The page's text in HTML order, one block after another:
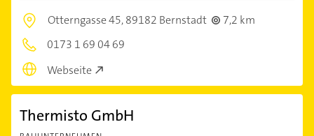
Otterngasse 45,89182 Bernstadt
7,2 km
0173 1 69 04 69
Webseite
Thermisto GmbH